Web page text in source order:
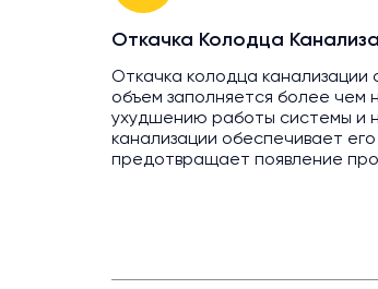
Откачка Колодца
Откачка колодца канализации
объем заполняется более чем
ухудшению работы системы и
канализации обеспечивает
предотвращает появление